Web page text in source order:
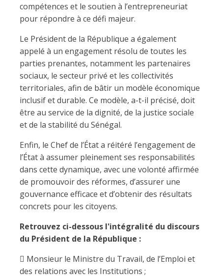
compétences et le soutien à l’entrepreneuriat
pour répondre à ce défi majeur.
Le Président de la République a également
appelé à un engagement résolu de toutes les
parties prenantes, notamment les partenaires
sociaux, le secteur privé et les collectivités
territoriales, afin de bâtir un modèle économique
inclusif et durable. Ce modèle, a-t-il précisé, doit
être au service de la dignité, de la justice sociale
et de la stabilité du Sénégal.
Enfin, le Chef de l’État a réitéré l’engagement de
l’État à assumer pleinement ses responsabilités
dans cette dynamique, avec une volonté affirmée
de promouvoir des réformes, d’assurer une
gouvernance efficace et d’obtenir des résultats
concrets pour les citoyens.
Retrouvez ci-dessous l'intégralité du discours
du Président de la République :
 Monsieur le Ministre du Travail, de l’Emploi et
des relations avec les Institutions ;